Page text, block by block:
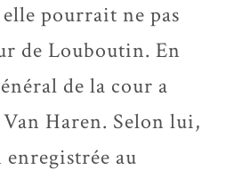
pourrait ne pas
de Louboutin. En
de la cour a
Haren. Selon lui,
au